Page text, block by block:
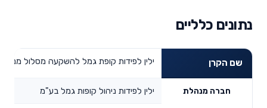
נתונים כלליים
שם הקרן ילין לפידות קופת גמל להשקעה מסלול מניות
חברה מנהלת ילין לפידות ניהול קופות גמל בע"מ